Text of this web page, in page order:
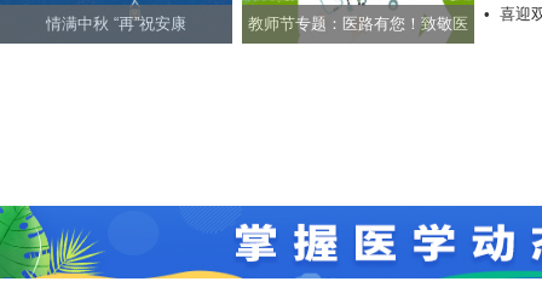
情满中秋 “再”祝安康 教师节专题：医路有您！致敬医
• 喜迎